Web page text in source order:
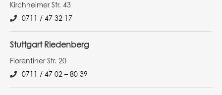
Kirchheimer Str. 43
0711 / 47 32 17
Stuttgart Riedenberg
Florentiner Str. 20
0711 / 47 02 – 80 39